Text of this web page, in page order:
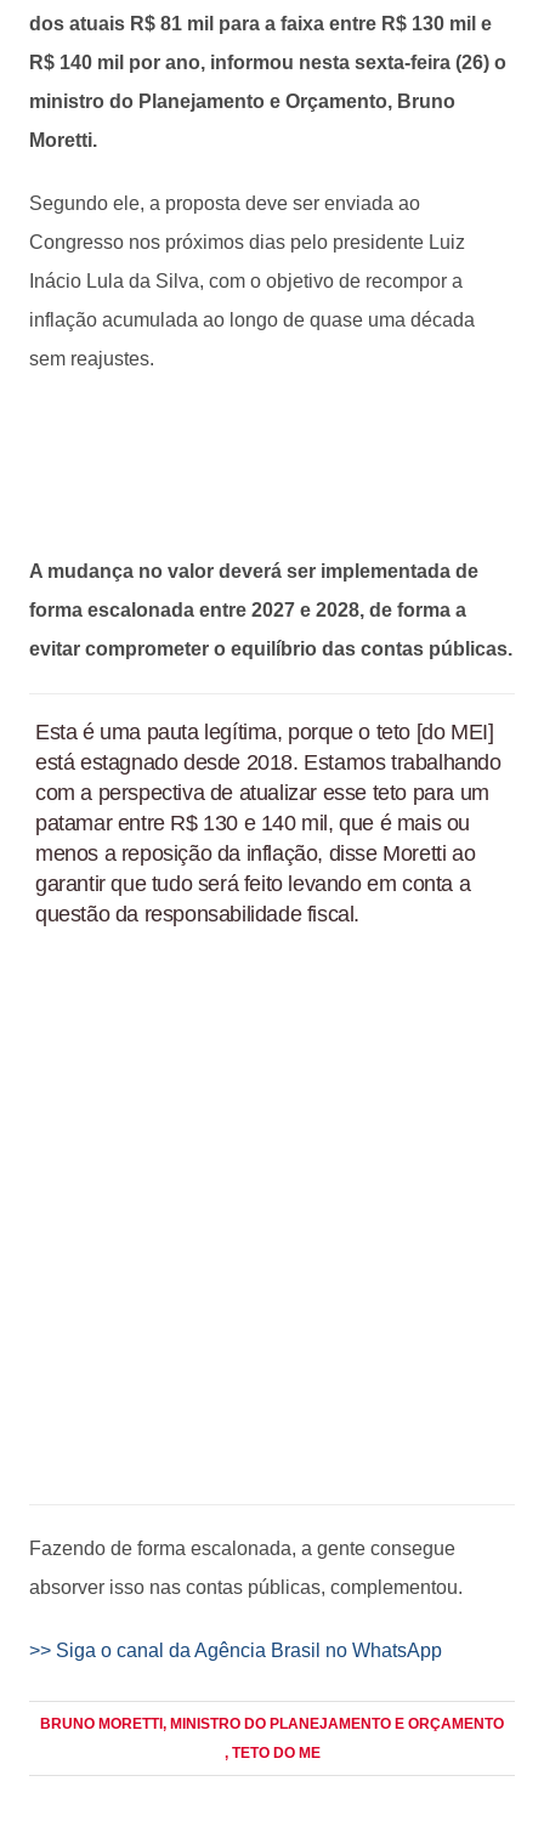
dos atuais R$ 81 mil para a faixa entre R$ 130 mil e
R$ 140 mil por ano, informou nesta sexta-feira (26) o
ministro do Planejamento e Orçamento, Bruno
Moretti.
Segundo ele, a proposta deve ser enviada ao
Congresso nos próximos dias pelo presidente Luiz
Inácio Lula da Silva, com o objetivo de recompor a
inflação acumulada ao longo de quase uma década
sem reajustes.
A mudança no valor deverá ser implementada de
forma escalonada entre 2027 e 2028, de forma a
evitar comprometer o equilíbrio das contas públicas.
Esta é uma pauta legítima, porque o teto [do MEI]
está estagnado desde 2018. Estamos trabalhando
com a perspectiva de atualizar esse teto para um
patamar entre R$ 130 e 140 mil, que é mais ou
menos a reposição da inflação, disse Moretti ao
garantir que tudo será feito levando em conta a
questão da responsabilidade fiscal.
Fazendo de forma escalonada, a gente consegue
absorver isso nas contas públicas, complementou.
>> Siga o canal da Agência Brasil no WhatsApp
BRUNO MORETTI, MINISTRO DO PLANEJAMENTO E ORÇAMENTO
, TETO DO ME